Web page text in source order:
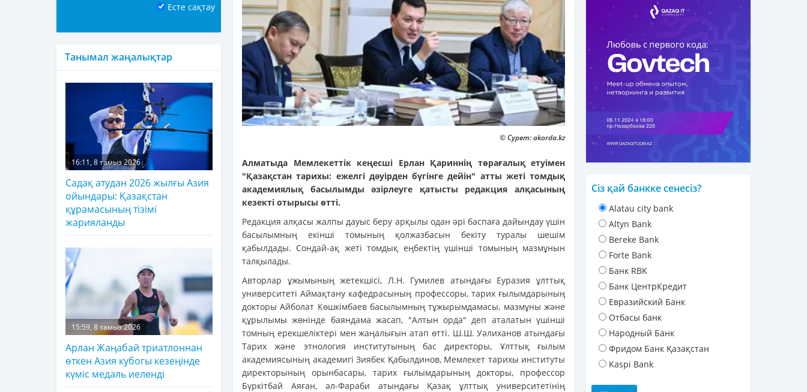
© Сурет: akorda.kz
Алматыда Мемлекеттік кеңесші Ерлан Қариннің төрағалық етуімен
"Қазақстан тарихы: ежелгі дәуірден бүгінге дейін" атты жеті томдық
академиялық басылымды әзірлеуге қатысты редакция алқасының
кезекті отырысы өтті.
Редакция алқасы жалпы дауыс беру арқылы одан әрі баспаға дайындау үшін
басылымның екінші томының қолжазбасын бекіту туралы шешім
қабылдады. Сондай-ақ жеті томдық еңбектің үшінші томының мазмұнын
талқылады.
Авторлар ұжымының жетекшісі, Л.Н. Гумилев атындағы Еуразия ұлттық
университеті Аймақтану кафедрасының профессоры, тарих ғылымдарының
докторы Айболат Көшкімбаев басылымның тұжырымдамасы, мазмұны және
құрылымы жөнінде баяндама жасап, "Алтын орда" деп аталатын үшінші
томның ерекшеліктері мен жаңалығын атап өтті. Ш.Ш. Уәлиханов атындағы
Тарих және этнология институтының бас директоры, Ұлттық ғылым
академиясының академигі Зиябек Қабылдинов, Мемлекет тарихы институты
директорының орынбасары, тарих ғылымдарының докторы, профессор
Бүркітбай Аяған, әл-Фараби атындағы Қазақ ұлттық университетінің
Есте сақтау
Танымал жаңалықтар
16:11, 8 тамыз 2026
Садақ атудан 2026 жылғы Азия
ойындары: Қазақстан
құрамасының тізімі
жарияланды
15:59, 8 тамыз 2026
Арлан Жаңабай триатлоннан
өткен Азия кубогы кезеңінде
күміс медаль иеленді
Сіз қай банкке сенесіз?
Alatau city bank
Altyn Bank
Bereke Bank
Forte Bank
Банк RBK
Банк ЦентрКредит
Евразийский Банк
Отбасы банк
Народный Банк
Фридом Банк Қазақстан
Kaspi Bank